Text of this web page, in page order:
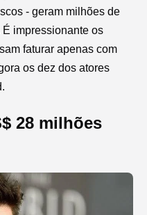
- geram milhões de
impressionante os
faturar apenas com
os dez dos atores
28 milhões